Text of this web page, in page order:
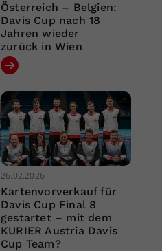
Österreich – Belgien:
Davis Cup nach 18
Jahren wieder
zurück in Wien
26.02.2026
Kartenvorverkauf für
Davis Cup Final 8
gestartet – mit dem
KURIER Austria Davis
Cup Team?